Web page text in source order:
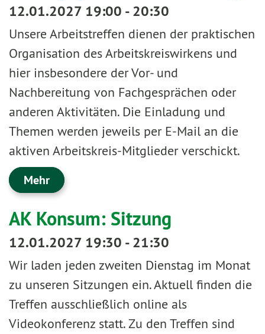
12.01.2027 19:00 - 20:30
Unsere Arbeitstreffen dienen der praktischen
Organisation des Arbeitskreiswirkens und
hier insbesondere der Vor- und
Nachbereitung von Fachgesprächen oder
anderen Aktivitäten. Die Einladung und
Themen werden jeweils per E-Mail an die
aktiven Arbeitskreis-Mitglieder verschickt.
Mehr
AK Konsum: Sitzung
12.01.2027 19:30 - 21:30
Wir laden jeden zweiten Dienstag im Monat
zu unseren Sitzungen ein. Aktuell finden die
Treffen ausschließlich online als
Videokonferenz statt. Zu den Treffen sind